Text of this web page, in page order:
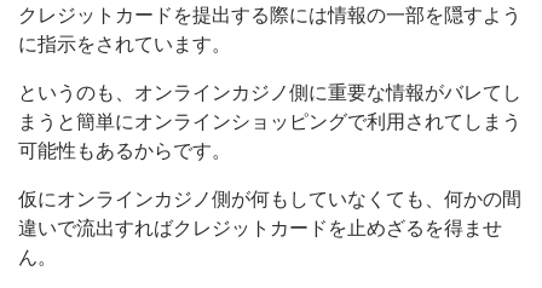
クレジットカードを提出する際には情報の一部を隠すよう
に指示をされています。
というのも、オンラインカジノ側に重要な情報がバレてし
まうと簡単にオンラインショッピングで利用されてしまう
可能性もあるからです。
仮にオンラインカジノ側が何もしていなくても、何かの間
違いで流出すればクレジットカードを止めざるを得ませ
ん。